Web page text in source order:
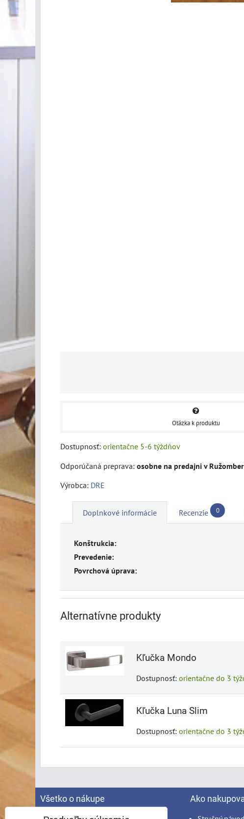
Otázka k produktu
Dostupnosť: orientačne 5-6 týždňov
osobne na predajni v
Výrobca: DRE
Doplnkové informácie Recenzie 0
Konštrukcia:
Prevedenie:
Povrchová úprava:
Alternatívne produkty
Kľučka Mondo
Dostupnosť: orientačne do 3
Kľučka Luna Slim
Dostupnosť: orientačne do 3
Všetko o nákupe Ako